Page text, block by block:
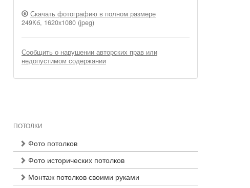
Скачать фотографию в полном размере
249Кб, 1620x1080 (jpeg)
Сообщить о нарушении авторских прав или
недопустимом содержании
ПОТОЛКИ
Фото потолков
Фото исторических потолков
Монтаж потолков своими руками